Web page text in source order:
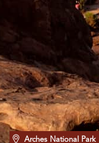
Arches National Park